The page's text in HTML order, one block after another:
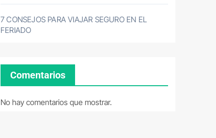
7 CONSEJOS PARA VIAJAR SEGURO EN EL
FERIADO
Comentarios
No hay comentarios que mostrar.